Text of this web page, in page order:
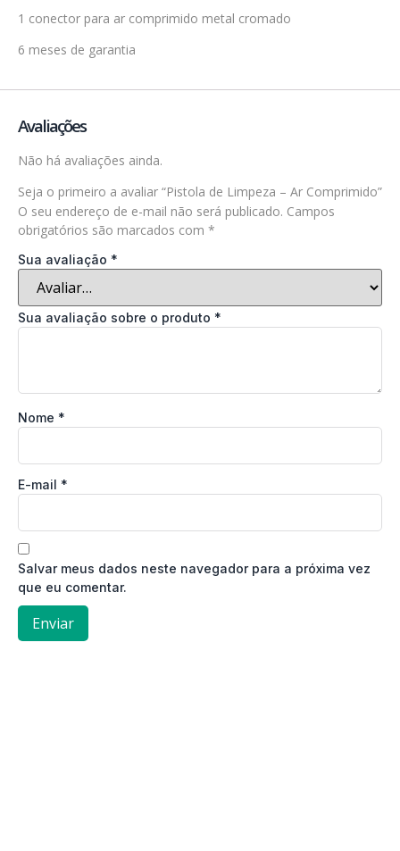
1 conector para ar comprimido metal cromado
6 meses de garantia
Avaliações
Não há avaliações ainda.
Seja o primeiro a avaliar “Pistola de Limpeza – Ar Comprimido”
O seu endereço de e-mail não será publicado. Campos
obrigatórios são marcados com *
Sua avaliação *
Sua avaliação sobre o produto *
Nome *
E-mail *
Salvar meus dados neste navegador para a próxima vez
que eu comentar.